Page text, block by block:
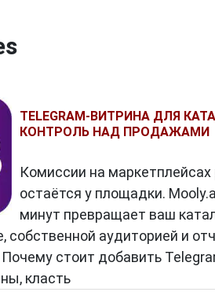
TELEGRAM-ВИТРИНА ДЛЯ
КОНТРОЛЬ НАД ПРОДАЖАМИ
Комиссии на маркетплейсах
остаётся у площадки.
минут превращает ваш
собственной аудиторией и
Почему стоит добавить
класть